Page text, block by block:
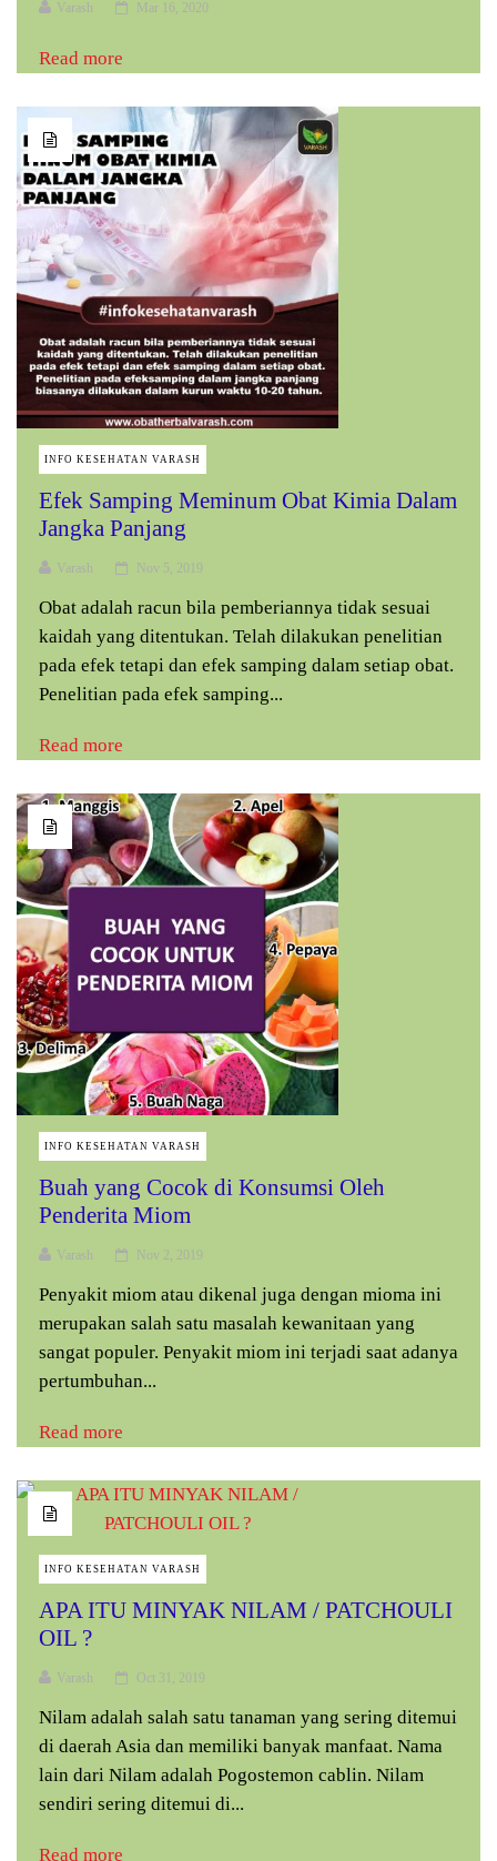
Varash Mar 16, 2020
Read more
INFO KESEHATAN VARASH
Efek Samping Meminum Obat Kimia Dalam
Jangka Panjang
Varash Nov 5, 2019
Obat adalah racun bila pemberiannya tidak sesuai
kaidah yang ditentukan. Telah dilakukan penelitian
pada efek tetapi dan efek samping dalam setiap obat.
Penelitian pada efek samping...
Read more
INFO KESEHATAN VARASH
Buah yang Cocok di Konsumsi Oleh
Penderita Miom
Varash Nov 2, 2019
Penyakit miom atau dikenal juga dengan mioma ini
merupakan salah satu masalah kewanitaan yang
sangat populer. Penyakit miom ini terjadi saat adanya
pertumbuhan...
Read more
INFO KESEHATAN VARASH
APA ITU MINYAK NILAM / PATCHOULI
OIL ?
Varash Oct 31, 2019
Nilam adalah salah satu tanaman yang sering ditemui
di daerah Asia dan memiliki banyak manfaat. Nama
lain dari Nilam adalah Pogostemon cablin. Nilam
sendiri sering ditemui di...
Read more